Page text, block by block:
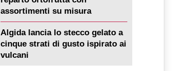
assortimenti su misura
Algida lancia lo stecco gelato a
cinque strati di gusto ispirato ai
vulcani